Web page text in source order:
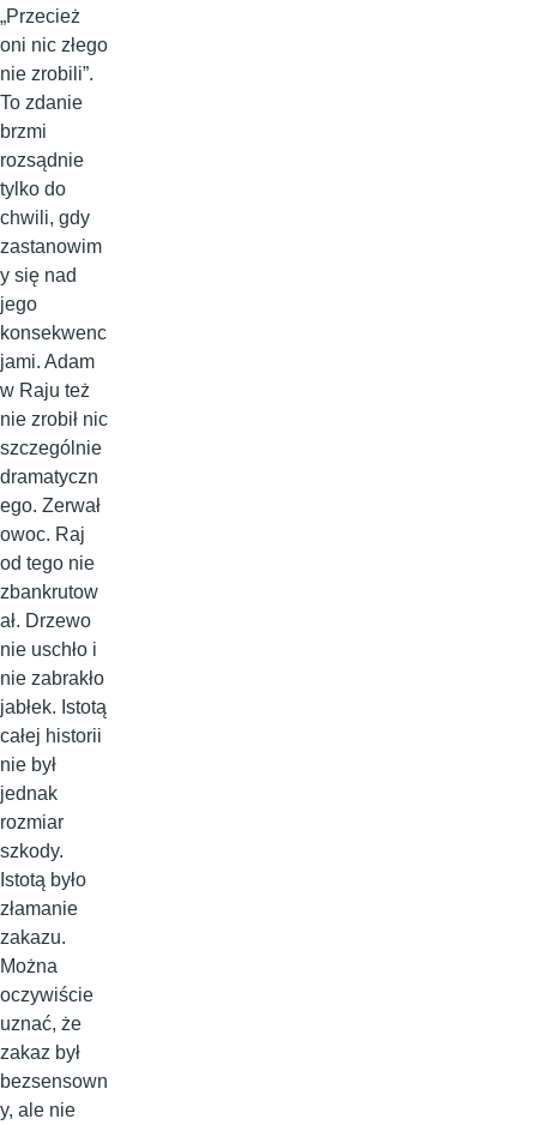
„Przecież
oni nic złego
nie zrobili”.
To zdanie
brzmi
rozsądnie
tylko do
chwili, gdy
zastanowim
y się nad
jego
konsekwenc
jami. Adam
w Raju też
nie zrobił nic
szczególnie
dramatyczn
ego. Zerwał
owoc. Raj
od tego nie
zbankrutow
ał. Drzewo
nie uschło i
nie zabrakło
jabłek. Istotą
całej historii
nie był
jednak
rozmiar
szkody.
Istotą było
złamanie
zakazu.
Można
oczywiście
uznać, że
zakaz był
bezsensown
y, ale nie